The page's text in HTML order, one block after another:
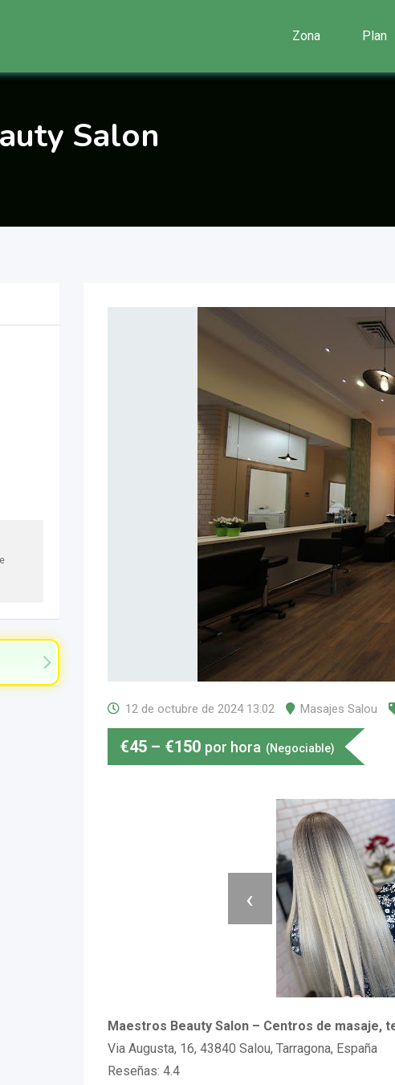
Zona Plan
Salon
12 de octubre de 2024 13:02 Masajes Salou
€45 – €150 por hora (Negociable)
‹
Maestros Beauty Salon – Centros de masaje,
Via Augusta, 16, 43840 Salou, Tarragona, España
Reseñas: 4.4